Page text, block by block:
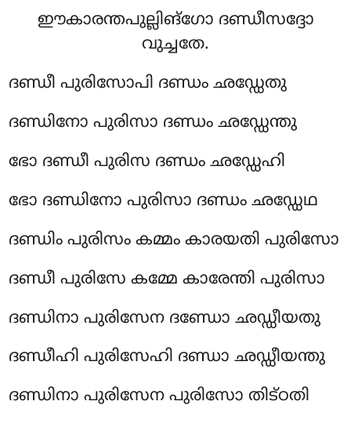
ഈകാരന്തപുല്ലിങ്ഗോ ദണ്ഡീസദ്ദോ
വുച്ചതേ.
ദണ്ഡീ പുരിസോപി ദണ്ഡം ഛഡ്ഡേതു
ദണ്ഡിനോ പുരിസാ ദണ്ഡം ഛഡ്ഡേന്തു
ഭോ ദണ്ഡീ പുരിസ ദണ്ഡം ഛഡ്ഡേഹി
ഭോ ദണ്ഡിനോ പുരിസാ ദണ്ഡം ഛഡ്ഡേഥ
ദണ്ഡിം പുരിസം കമ്മം കാരയതി പുരിസോ
ദണ്ഡീ പുരിസേ കമ്മേ കാരേന്തി പുരിസാ
ദണ്ഡിനാ പുരിസേന ദണ്ഡോ ഛഡ്ഡീയതു
ദണ്ഡീഹി പുരിസേഹി ദണ്ഡാ ഛഡ്ഡീയന്തു
ദണ്ഡിനാ പുരിസേന പുരിസോ തിട്ഠതി